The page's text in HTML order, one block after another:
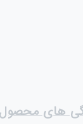
های محصول